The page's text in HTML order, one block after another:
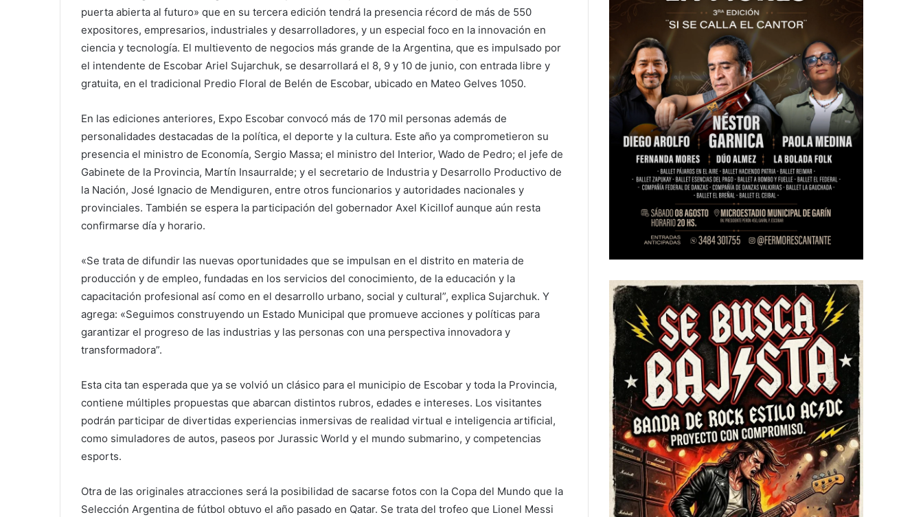
puerta abierta al futuro» que en su tercera edición tendrá la presencia récord de más de 550
expositores, empresarios, industriales y desarrolladores, y un especial foco en la innovación en
ciencia y tecnología. El multievento de negocios más grande de la Argentina, que es impulsado por
el intendente de Escobar Ariel Sujarchuk, se desarrollará el 8, 9 y 10 de junio, con entrada libre y
gratuita, en el tradicional Predio Floral de Belén de Escobar, ubicado en Mateo Gelves 1050.
En las ediciones anteriores, Expo Escobar convocó más de 170 mil personas además de
personalidades destacadas de la política, el deporte y la cultura. Este año ya comprometieron su
presencia el ministro de Economía, Sergio Massa; el ministro del Interior, Wado de Pedro; el jefe de
Gabinete de la Provincia, Martín Insaurralde; y el secretario de Industria y Desarrollo Productivo de
la Nación, José Ignacio de Mendiguren, entre otros funcionarios y autoridades nacionales y
provinciales. También se espera la participación del gobernador Axel Kicillof aunque aún resta
confirmarse día y horario.
«Se trata de difundir las nuevas oportunidades que se impulsan en el distrito en materia de
producción y de empleo, fundadas en los servicios del conocimiento, de la educación y la
capacitación profesional así como en el desarrollo urbano, social y cultural”, explica Sujarchuk. Y
agrega: «Seguimos construyendo un Estado Municipal que promueve acciones y políticas para
garantizar el progreso de las industrias y las personas con una perspectiva innovadora y
transformadora”.
Esta cita tan esperada que ya se volvió un clásico para el municipio de Escobar y toda la Provincia,
contiene múltiples propuestas que abarcan distintos rubros, edades e intereses. Los visitantes
podrán participar de divertidas experiencias inmersivas de realidad virtual e inteligencia artificial,
como simuladores de autos, paseos por Jurassic World y el mundo submarino, y competencias
esports.
Otra de las originales atracciones será la posibilidad de sacarse fotos con la Copa del Mundo que la
Selección Argentina de fútbol obtuvo el año pasado en Qatar. Se trata del trofeo que Lionel Messi